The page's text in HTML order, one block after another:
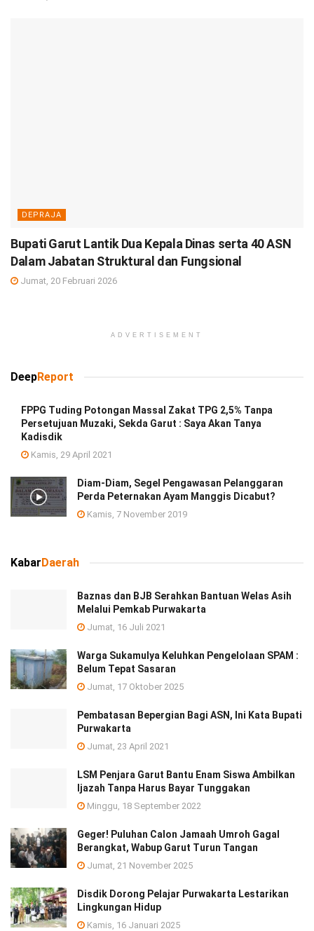
DEPRAJA
Bupati Garut Lantik Dua Kepala Dinas serta 40 ASN
Dalam Jabatan Struktural dan Fungsional
Jumat, 20 Februari 2026
ADVERTISEMENT
DeepReport
FPPG Tuding Potongan Massal Zakat TPG 2,5% Tanpa
Persetujuan Muzaki, Sekda Garut : Saya Akan Tanya
Kadisdik
Kamis, 29 April 2021
Diam-Diam, Segel Pengawasan Pelanggaran
Perda Peternakan Ayam Manggis Dicabut?
Kamis, 7 November 2019
KabarDaerah
Baznas dan BJB Serahkan Bantuan Welas Asih
Melalui Pemkab Purwakarta
Jumat, 16 Juli 2021
Warga Sukamulya Keluhkan Pengelolaan SPAM :
Belum Tepat Sasaran
Jumat, 17 Oktober 2025
Pembatasan Bepergian Bagi ASN, Ini Kata Bupati
Purwakarta
Jumat, 23 April 2021
LSM Penjara Garut Bantu Enam Siswa Ambilkan
Ijazah Tanpa Harus Bayar Tunggakan
Minggu, 18 September 2022
Geger! Puluhan Calon Jamaah Umroh Gagal
Berangkat, Wabup Garut Turun Tangan
Jumat, 21 November 2025
Disdik Dorong Pelajar Purwakarta Lestarikan
Lingkungan Hidup
Kamis, 16 Januari 2025